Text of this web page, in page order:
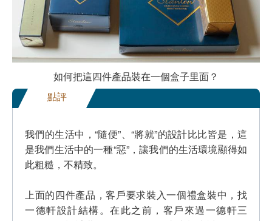
如何把這四件產品裝在一個盒子里面？
點評
我們的生活中，“隨便”、“將就”的設計比比皆是，這
是我們生活中的一種“惡”，讓我們的生活環境顯得如
此粗糙，不精致。
上面的四件產品，客戶要求裝入一個禮盒裝中，找
一德軒設計結構。在此之前，客戶來過一德軒三